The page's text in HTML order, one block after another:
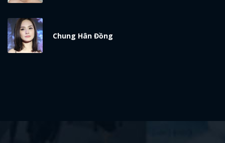
Chung Hân Đồng